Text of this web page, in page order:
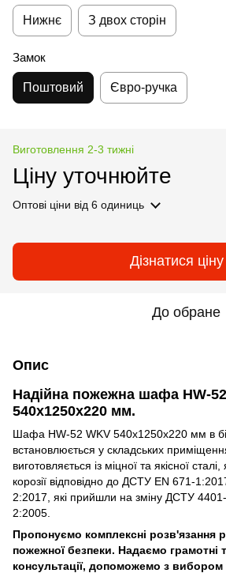
Нижнє З двох сторін
Замок
Поштовий Євро-ручка
Виготовлення 2-3 тижні
Ціну уточнюйте
Оптові ціни від 6 одиниць
Дізнатися ціну
До обране
Опис
Надійна пожежна шафа HW-
540х1250х220 мм.
Шафа HW-52 WKV 540х1250х220 мм в
встановлюється у складських
виготовляється із міцної та якісної
корозії відповідно до ДСТУ EN 671-
2:2017, які прийшли на зміну ДСТУ
2:2005.
Пропонуємо комплексні розв'язання
пожежної безпеки. Надаємо грамотні
консультації, допоможемо з вибором